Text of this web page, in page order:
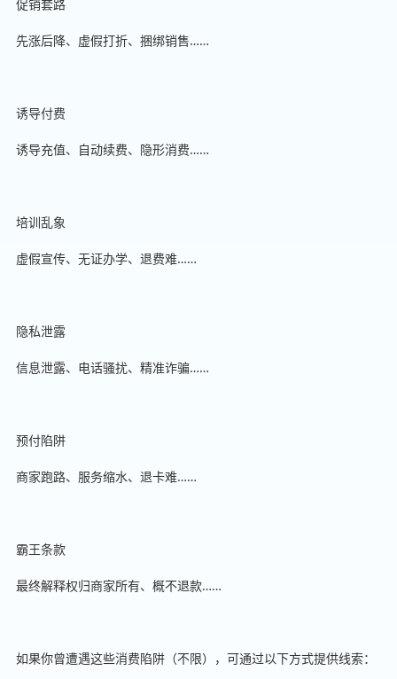
促销套路
先涨后降、虚假打折、捆绑销售……
诱导付费
诱导充值、自动续费、隐形消费……
培训乱象
虚假宣传、无证办学、退费难……
隐私泄露
信息泄露、电话骚扰、精准诈骗……
预付陷阱
商家跑路、服务缩水、退卡难……
霸王条款
最终解释权归商家所有、概不退款……
如果你曾遭遇这些消费陷阱（不限），可通过以下方式提供线索：